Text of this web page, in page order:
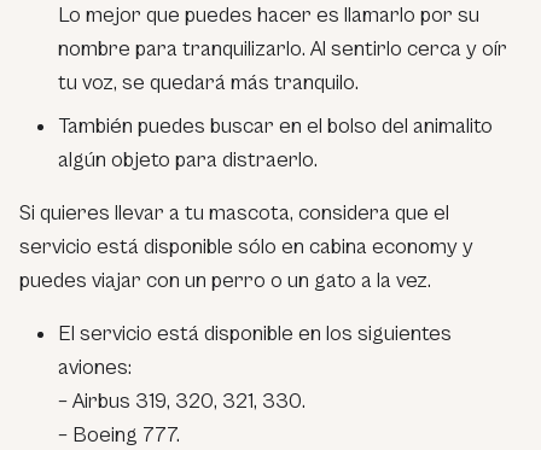
Lo mejor que puedes hacer es llamarlo por su
nombre para tranquilizarlo. Al sentirlo cerca y oír
tu voz, se quedará más tranquilo.
También puedes buscar en el bolso del animalito
algún objeto para distraerlo.
Si quieres llevar a tu mascota, considera que el
servicio está disponible sólo en cabina economy y
puedes viajar con un perro o un gato a la vez.
El servicio está disponible en los siguientes
aviones:
– Airbus 319, 320, 321, 330.
– Boeing 777.